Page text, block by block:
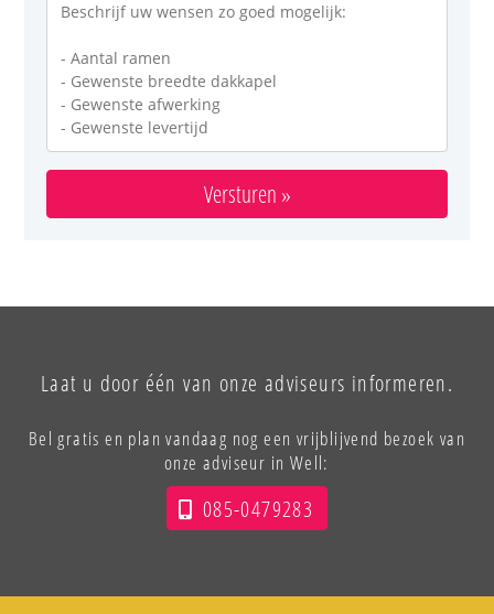
Versturen »
Laat u door één van onze adviseurs informeren.
Bel gratis en plan vandaag nog een vrijblijvend bezoek van
onze adviseur in Well:
085-0479283